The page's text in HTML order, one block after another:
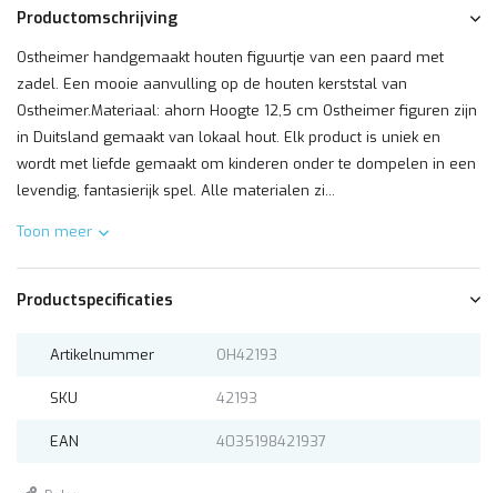
Productomschrijving
Ostheimer handgemaakt houten figuurtje van een paard met
zadel. Een mooie aanvulling op de houten kerststal van
Ostheimer.Materiaal: ahorn Hoogte 12,5 cm Ostheimer figuren zijn
in Duitsland gemaakt van lokaal hout. Elk product is uniek en
wordt met liefde gemaakt om kinderen onder te dompelen in een
levendig, fantasierijk spel. Alle materialen zi...
Toon meer
Productspecificaties
Artikelnummer OH42193
SKU 42193
EAN 4035198421937